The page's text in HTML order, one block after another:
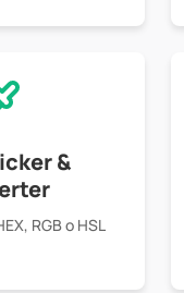
&
RGB o HSL